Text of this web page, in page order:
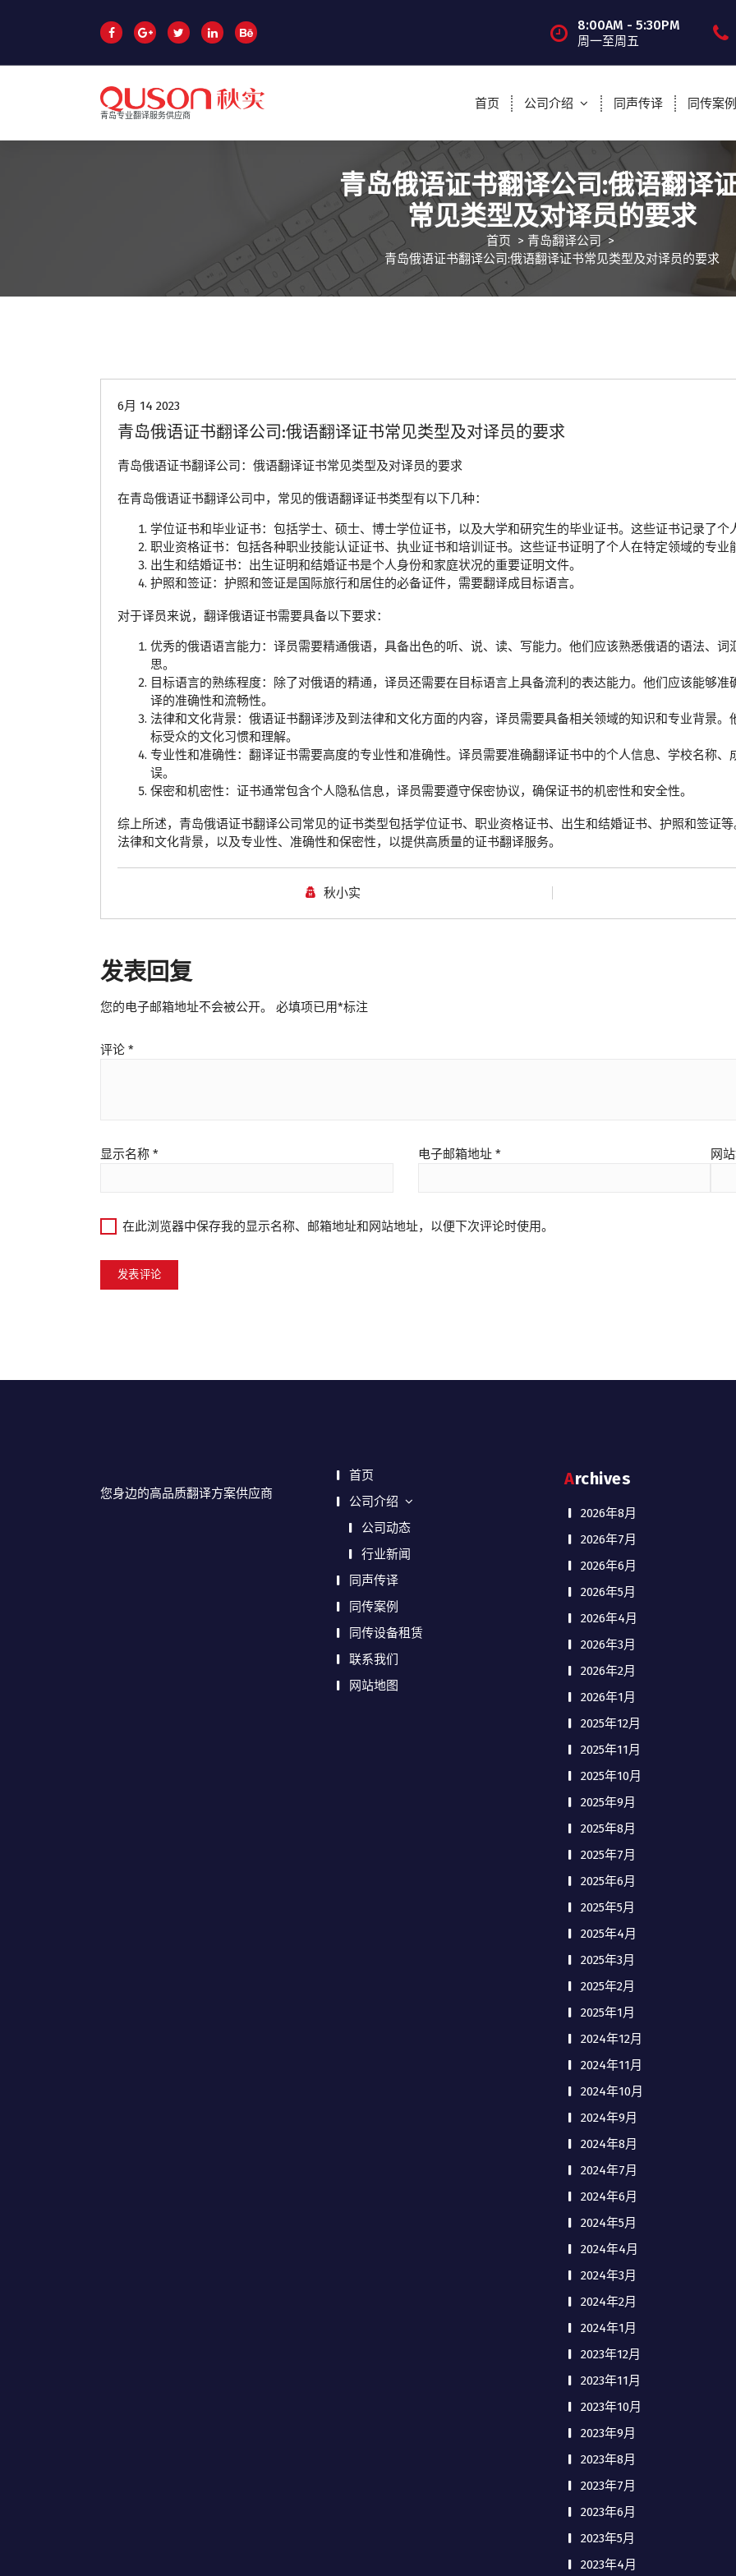
文
8:00AM - 5:30PM
周一至周五
青岛专业翻译服务供应商
首页 公司介绍 同声传译 同传案例
青岛俄语证书翻译公司:俄语翻译
常见类型及对译员的要求
首页 > 青岛翻译公司>
青岛俄语证书翻译公司:俄语翻译证书常见类型及对译员的要求
6月 14 2023
青岛俄语证书翻译公司:俄语翻译证书常见类型及对译员的要求
青岛俄语证书翻译公司：俄语翻译证书常见类型及对译员的要求
在青岛俄语证书翻译公司中，常见的俄语翻译证书类型有以下几种：
学位证书和毕业证书：包括学士、硕士、博士学位证书，以及大学和研究生的毕业证书。这些证书记录了个
职业资格证书：包括各种职业技能认证证书、执业证书和培训证书。这些证书证明了个人在特定领域的专业
出生和结婚证书：出生证明和结婚证书是个人身份和家庭状况的重要证明文件。
护照和签证：护照和签证是国际旅行和居住的必备证件，需要翻译成目标语言。
对于译员来说，翻译俄语证书需要具备以下要求：
优秀的俄语语言能力：译员需要精通俄语，具备出色的听、说、读、写能力。他们应该熟悉俄语的语法、
思。
目标语言的熟练程度：除了对俄语的精通，译员还需要在目标语言上具备流利的表达能力。他们应该能够
译的准确性和流畅性。
法律和文化背景：俄语证书翻译涉及到法律和文化方面的内容，译员需要具备相关领域的知识和专业背景
标受众的文化习惯和理解。
专业性和准确性：翻译证书需要高度的专业性和准确性。译员需要准确翻译证书中的个人信息、学校名称
误。
保密和机密性：证书通常包含个人隐私信息，译员需要遵守保密协议，确保证书的机密性和安全性。
综上所述，青岛俄语证书翻译公司常见的证书类型包括学位证书、职业资格证书、出生和结婚证书、护照和签证
法律和文化背景，以及专业性、准确性和保密性，以提供高质量的证书翻译服务。
秋小实
发表回复
您的电子邮箱地址不会被公开。 必填项已用*标注
评论 *
显示名称 * 电子邮箱地址 * 网
在此浏览器中保存我的显示名称、邮箱地址和网站地址，以便下次评论时使用。
您身边的高品质翻译方案供应商
首页
公司介绍
公司动态
行业新闻
同声传译
同传案例
同传设备租赁
联系我们
网站地图
Archives
2026年8月
2026年7月
2026年6月
2026年5月
2026年4月
2026年3月
2026年2月
2026年1月
2025年12月
2025年11月
2025年10月
2025年9月
2025年8月
2025年7月
2025年6月
2025年5月
2025年4月
2025年3月
2025年2月
2025年1月
2024年12月
2024年11月
2024年10月
2024年9月
2024年8月
2024年7月
2024年6月
2024年5月
2024年4月
2024年3月
2024年2月
2024年1月
2023年12月
2023年11月
2023年10月
2023年9月
2023年8月
2023年7月
2023年6月
2023年5月
2023年4月